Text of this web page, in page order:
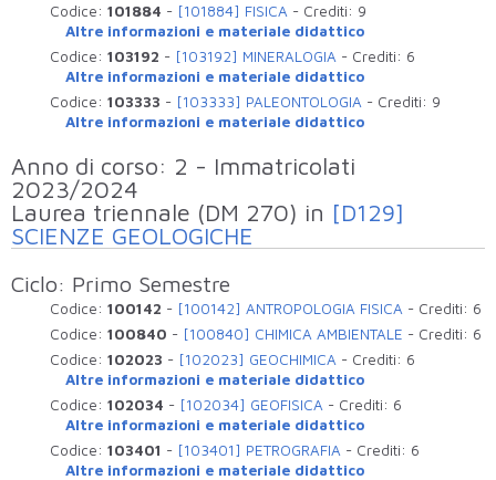
Codice:101884 - [101884] FISICA - Crediti: 9
Altre informazioni e materiale didattico
Codice:103192 - [103192] MINERALOGIA - Crediti: 6
Altre informazioni e materiale didattico
Codice:103333 - [103333] PALEONTOLOGIA - Crediti: 9
Altre informazioni e materiale didattico
Anno di corso: 2 - Immatricolati
2023/2024
Laurea triennale (DM 270) in [D129]
SCIENZE GEOLOGICHE
Ciclo: Primo Semestre
Codice:100142 - [100142] ANTROPOLOGIA FISICA - Crediti: 6
Codice:100840 - [100840] CHIMICA AMBIENTALE - Crediti: 6
Codice:102023 - [102023] GEOCHIMICA - Crediti: 6
Altre informazioni e materiale didattico
Codice:102034 - [102034] GEOFISICA - Crediti: 6
Altre informazioni e materiale didattico
Codice:103401 - [103401] PETROGRAFIA - Crediti: 6
Altre informazioni e materiale didattico